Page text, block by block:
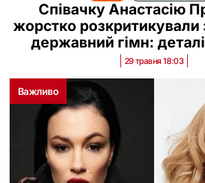
Співачку Анастасію
жорстко розкритикували
державний гімн:
29 травня 18:03
Важливо